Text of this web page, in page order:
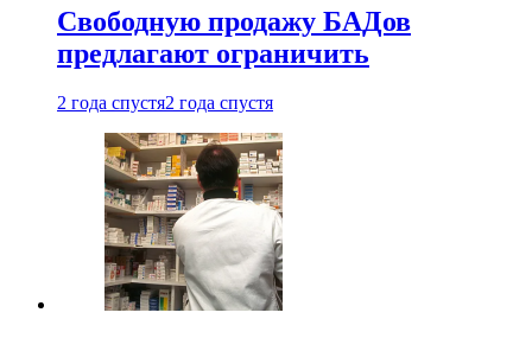
Свободную продажу БАДов
предлагают ограничить
2 года спустя2 года спустя